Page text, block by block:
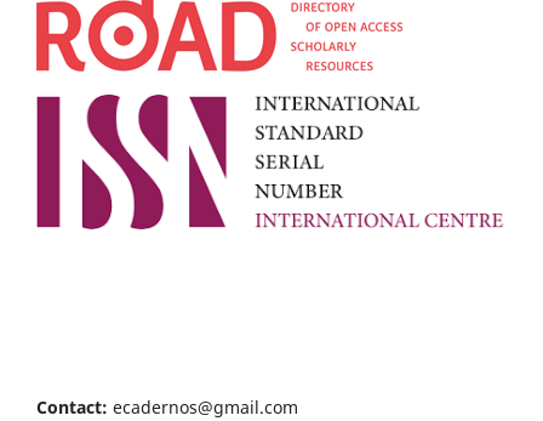
Contact: ecadernos@gmail.com